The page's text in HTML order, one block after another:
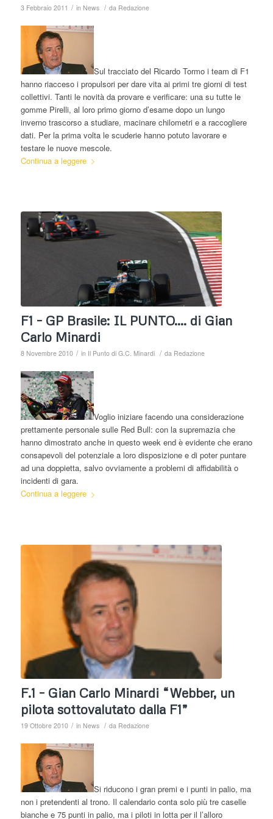
3 Febbraio 2011 / in News / da Redazione
Sul tracciato del Ricardo Tormo i team di F1
hanno riacceso i propulsori per dare vita ai primi tre giorni di test
collettivi. Tanti le novità da provare e verificare: una su tutte le
gomme Pirelli, al loro primo giorno d’esame dopo un lungo
inverno trascorso a studiare, macinare chilometri e a raccogliere
dati. Per la prima volta le scuderie hanno potuto lavorare e
testare le nuove mescole.
Continua a leggere
F1 – GP Brasile: IL PUNTO…. di Gian
Carlo Minardi
8 Novembre 2010 / in Il Punto di G.C. Minardi / da Redazione
Voglio iniziare facendo una considerazione
prettamente personale sulle Red Bull: con la supremazia che
hanno dimostrato anche in questo week end è evidente che erano
consapevoli del potenziale a loro disposizione e di poter puntare
ad una doppietta, salvo ovviamente a problemi di affidabilità o
incidenti di gara.
Continua a leggere
F.1 – Gian Carlo Minardi “Webber, un
pilota sottovalutato dalla F1”
19 Ottobre 2010 / in News / da Redazione
Si riducono i gran premi e i punti in palio, ma
non i pretendenti al trono. Il calendario conta solo più tre caselle
bianche e 75 punti in palio, ma i piloti in lotta per il l’alloro